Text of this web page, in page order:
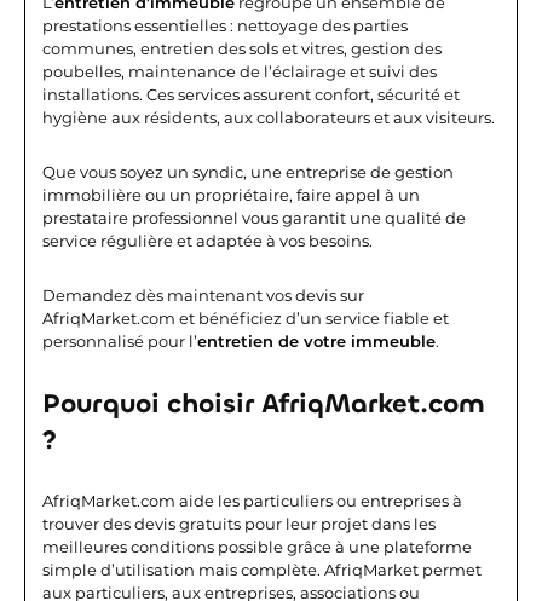
prestations essentielles : nettoyage des parties
communes, entretien des sols et vitres, gestion des
poubelles, maintenance de l’éclairage et suivi des
installations. Ces services assurent confort, sécurité et
hygiène aux résidents, aux collaborateurs et aux visiteurs.
Que vous soyez un syndic, une entreprise de gestion
immobilière ou un propriétaire, faire appel à un
prestataire professionnel vous garantit une qualité de
service régulière et adaptée à vos besoins.
Demandez dès maintenant vos devis sur
AfriqMarket.com et bénéficiez d’un service fiable et
personnalisé pour l’entretien de votre immeuble.
Pourquoi choisir AfriqMarket.com
?
AfriqMarket.com aide les particuliers ou entreprises à
trouver des devis gratuits pour leur projet dans les
meilleures conditions possible grâce à une plateforme
simple d’utilisation mais complète. AfriqMarket permet
aux particuliers, aux entreprises, associations ou